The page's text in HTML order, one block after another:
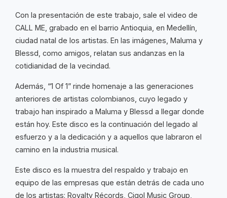
Con la presentación de este trabajo, sale el video de
CALL ME, grabado en el barrio Antioquia, en Medellín,
ciudad natal de los artistas. En las imágenes, Maluma y
Blessd, como amigos, relatan sus andanzas en la
cotidianidad de la vecindad.
Además, “1 Of 1” rinde homenaje a las generaciones
anteriores de artistas colombianos, cuyo legado y
trabajo han inspirado a Maluma y Blessd a llegar donde
están hoy. Este disco es la continuación del legado al
esfuerzo y a la dedicación y a aquellos que labraron el
camino en la industria musical.
Este disco es la muestra del respaldo y trabajo en
equipo de las empresas que están detrás de cada uno
de los artistas: Royalty Récords, Cigol Music Group,